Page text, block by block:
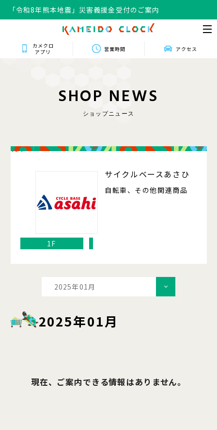
「令和8年熊本地震」災害義援金受付のご案内
カメクロ
アプリ
営業時間 アクセス
SHOP NEWS
ショップニュース
104
サイクルベースあさひ
自転車、その他関連商品
1F
2025年01月
2025年01月
現在、ご案内できる情報はありません。